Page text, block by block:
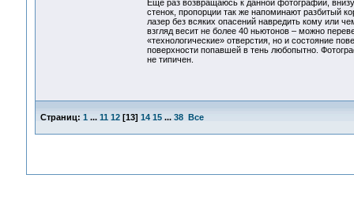
Еще раз возвращаюсь к данной фотографии,
стенок, пропорции так же напоминают разбитый
лазер без всяких опасений навредить кому или
взгляд весит не более 40 ньютонов – можно
«технологические» отверстия, но и состояние
поверхности попавшей в тень любопытно.
не типичен.
Страниц: 1 ... 11 12[13] 14 15 ... 38 Все